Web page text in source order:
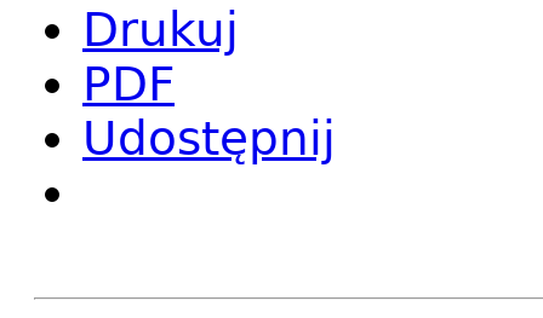
Drukuj
PDF
Udostępnij